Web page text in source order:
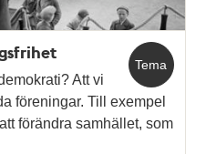
Tema
Att vi
föreningar. Till exempel
förändra samhället, som